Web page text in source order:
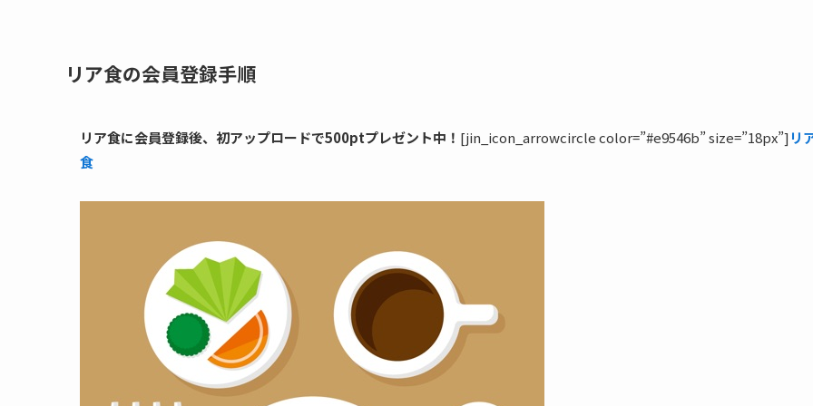
リア食の会員登録手順
リア食に会員登録後、初アップロードで500ptプレゼント中！ [jin_icon_arrowcircle color=”#e9546b” size=”18px”] リ
食